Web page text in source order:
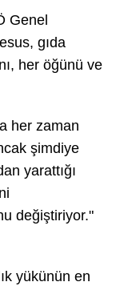
Genel
gıda
her öğünü ve
her zaman
şimdiye
yarattığı
değiştiriyor."
yükünün en